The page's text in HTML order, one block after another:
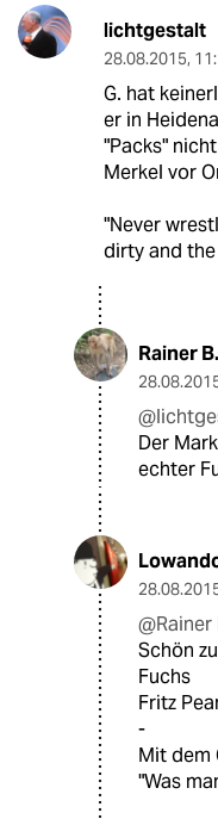
lichtgestalt
28.08.2015,
G. hat
er in
"Packs"
Merkel vor
"Never
dirty and the
Rainer B.
Der
echter
@Rainer
Schön
Fuchs
Fritz
-
Mit dem
"Was